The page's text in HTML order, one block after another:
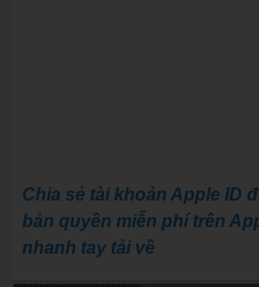
Chia sẻ tài khoản Apple ID
bản quyền miễn phí trên
nhanh tay tải về